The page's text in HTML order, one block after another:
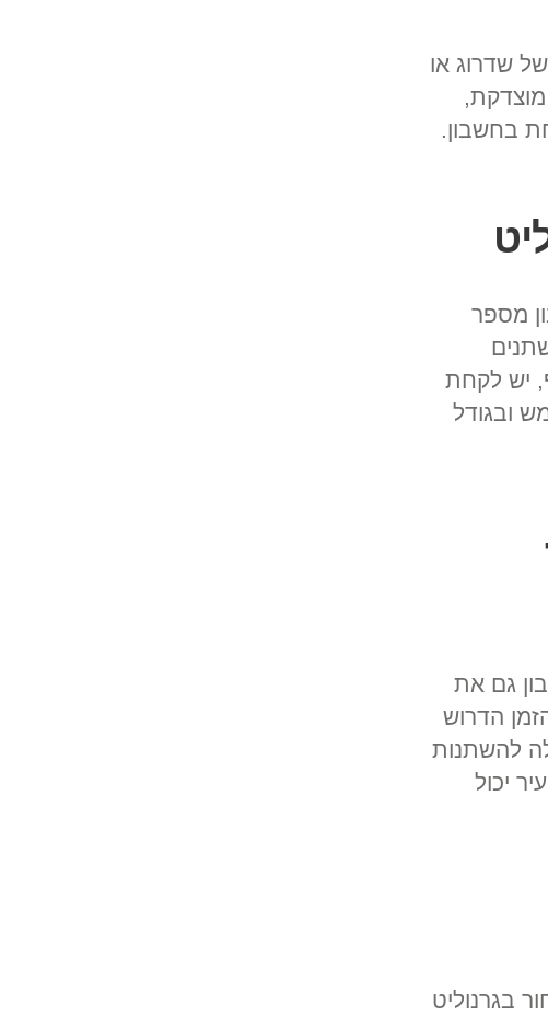
שדרוג או
בחשבון.
מספר
יש לקחת
ובגודל
גם את
הדרוש
להשתנות
יכול
בגרנוליט